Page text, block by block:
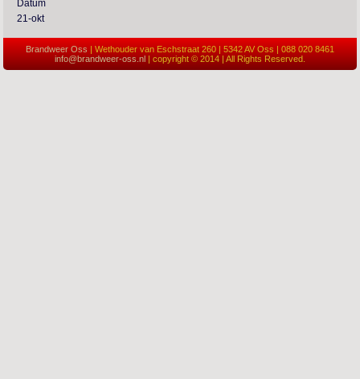
Datum
21-okt
Brandweer Oss | Wethouder van Eschstraat 260 | 5342 AV Oss | 088 020 8461
info@brandweer-oss.nl
| copyright © 2014 | All Rights Reserved.